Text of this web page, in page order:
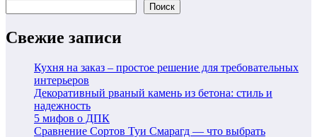
Поиск
Свежие записи
Кухня на заказ – простое решение для требовательных
интерьеров
Декоративный рваный камень из бетона: стиль и
надежность
5 мифов о ДПК
Сравнение Сортов Туи Смарагд — что выбрать